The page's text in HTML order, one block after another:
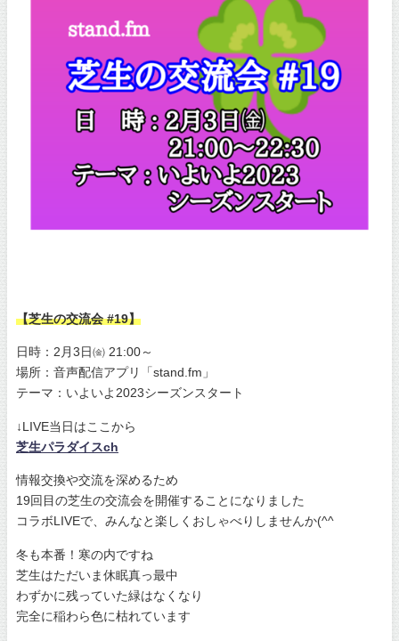
【芝生の交流会 #19】
日時：2月3日㈮ 21:00～
場所：音声配信アプリ「stand.fm」
テーマ：いよいよ2023シーズンスタート
↓LIVE当日はここから
芝生パラダイスch
情報交換や交流を深めるため
19回目の芝生の交流会を開催することになりました
コラボLIVEで、みんなと楽しくおしゃべりしませんか(^^
冬も本番！寒の内ですね
芝生はただいま休眠真っ最中
わずかに残っていた緑はなくなり
完全に稲わら色に枯れています